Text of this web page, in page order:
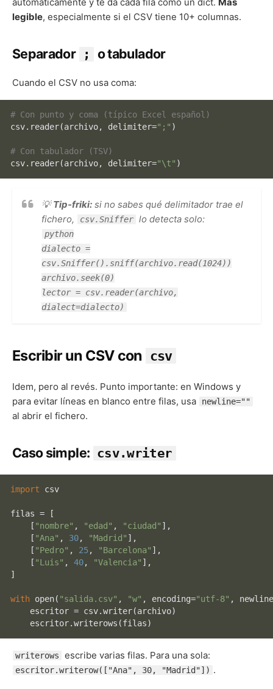
automáticamente y te da cada fila como un dict. Más
legible, especialmente si el CSV tiene 10+ columnas.
Separador ; o tabulador
Cuando el CSV no usa coma:
# Con punto y coma (típico Excel español)
csv.reader(archivo, delimiter=";" )
# Con tabulador (TSV)
csv.reader(archivo, delimiter="\t"
💡Tip-friki: si no sabes qué delimitador trae el
fichero,
csv.Sniffer lo detecta solo:
python
dialecto =
csv.Sniffer().sniff(archivo.read(1024))
archivo.seek(0)
lector = csv.reader(archivo,
dialect=dialecto)
Escribir un CSV con csv
Idem, pero al revés. Punto importante: en Windows y
para evitar líneas en blanco entre filas, usa
newline=""
al abrir el fichero.
Caso simple: csv.writer
import csv
filas = [
    [
"nombre" , "edad" , "ciudad" ],
    [
"Ana" , 30, "Madrid" ],
    [
"Pedro" , 25, "Barcelona" ],
    [
"Luis" , 40, "Valencia" ],
]
with open( "salida.csv" , "w" , encoding="utf-8" ,
    escritor = csv.writer(archivo)
writerows escribe varias filas. Para una sola:
escritor.writerow(["Ana", 30, "Madrid"]) .